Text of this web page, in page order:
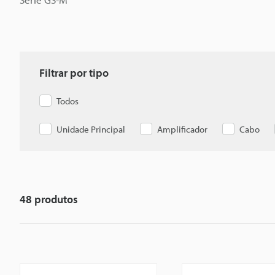
Filtrar por tipo
Todos
Unidade Principal Amplificador Cabo
48 produtos